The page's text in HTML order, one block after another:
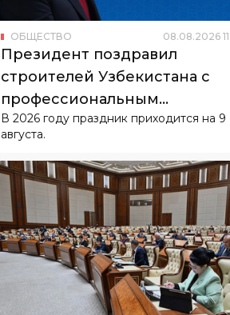
строителей Узбекистана с
профессиональным
праздником
В 2026 году праздник приходится на 9
08.08 .2026